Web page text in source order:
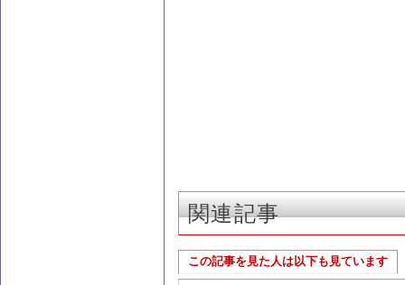
関連記事
この記事を見た人は以下も見ています